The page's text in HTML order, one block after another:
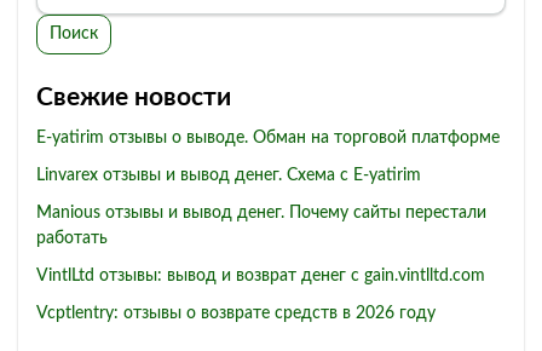
Поиск
Свежие новости
E-yatirim отзывы о выводе. Обман на торговой платформе
Linvarex отзывы и вывод денег. Схема с E-yatirim
Manious отзывы и вывод денег. Почему сайты перестали
работать
VintlLtd отзывы: вывод и возврат денег с gain.vintlltd.com
Vcptlentry: отзывы о возврате средств в 2026 году